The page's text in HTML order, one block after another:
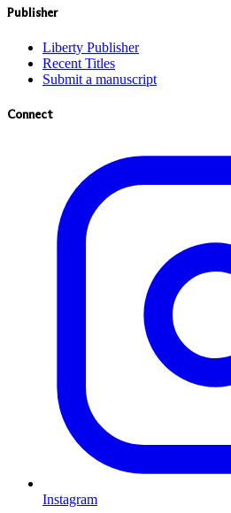
Publisher
Liberty Publisher
Recent Titles
Submit a manuscript
Connect
Instagram